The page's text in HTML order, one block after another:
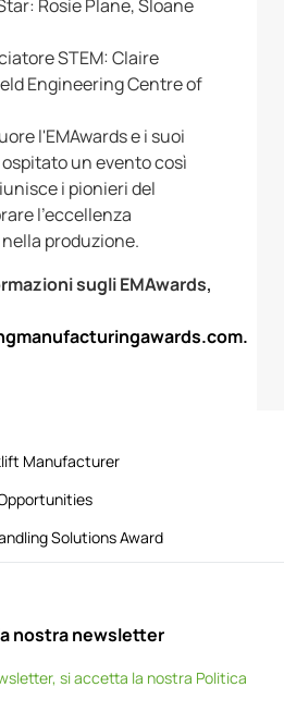
Rosie Plane, Sloane
STEM: Claire
Engineering Centre of
l'EMAwards e i suoi
un evento così
i pionieri del
l'eccellenza
produzione.
sugli EMAwards,
Manufacturer
Solutions Award
nostra newsletter
si accetta la nostra Politica